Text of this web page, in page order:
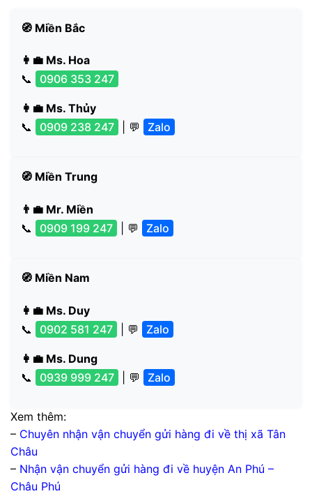
🧭 Miền Bắc
👩‍💼 Ms. Hoa
📞
0906 353 247
👩‍💼 Ms. Thủy
📞
0909 238 247 | 💬 Zalo
🧭 Miền Trung
👨‍💼 Mr. Miền
📞
0909 199 247 | 💬 Zalo
🧭 Miền Nam
👩‍💼 Ms. Duy
📞
0902 581 247 | 💬 Zalo
👩‍💼 Ms. Dung
📞
0939 999 247 | 💬 Zalo
Xem thêm:
– Chuyên nhận vận chuyển gửi hàng đi về thị xã Tân
Châu
– Nhận vận chuyển gửi hàng đi về huyện An Phú –
Châu Phú